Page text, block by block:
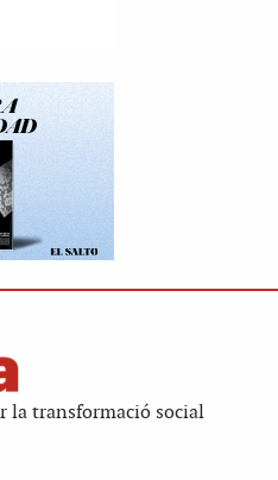
la transformació social